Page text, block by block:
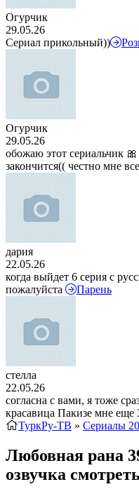
Огурчик
29.05.26
Сериал прикольный))
Огурчик
29.05.26
обожаю этот сериальчик
закончится(( честно мне все
дария
22.05.26
когда выйдет 6 серия с
пожалуйста
Парень
стелла
22.05.26
согласна с вами, я тоже
красавица Пакизе мне еще
ТуркРу-ТВ » Сериалы
Любовная рана
озвучка